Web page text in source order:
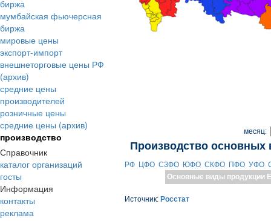
биржа
мумбайская фьючерсная
биржа
мировые цены
экспорт-импорт
внешнеторговые цены РФ
(архив)
средние цены
производителей
розничные цены
средние цены (архив)
производство
Справочник
каталог организаций
госты
Информация
контакты
реклама
месяц:
Производство основных
РФ ЦФО СЗФО ЮФО СКФО ПФО УФО
Основные виды продукции
Источник: Росстат